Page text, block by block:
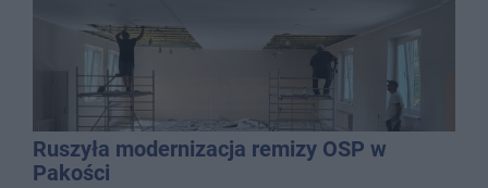
Ruszyła modernizacja remizy OSP w
Pakości